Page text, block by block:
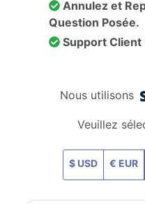
Annulez et
Question Posée.
Support Client
Nous utilisons
Veuillez
$ USD € EUR